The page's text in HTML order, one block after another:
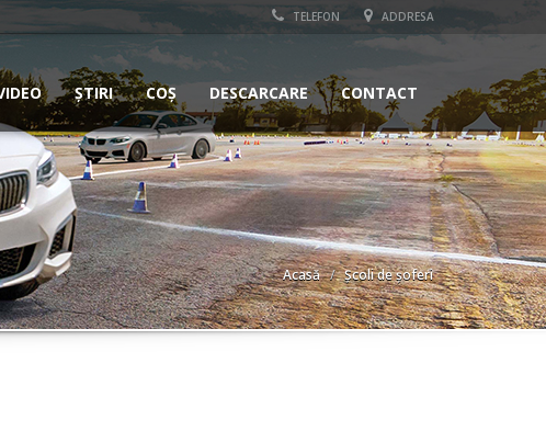
TELEFON ADDRESA
ȘTIRI COȘ DESCARCARE CONTACT
Acasă Școli de șoferi